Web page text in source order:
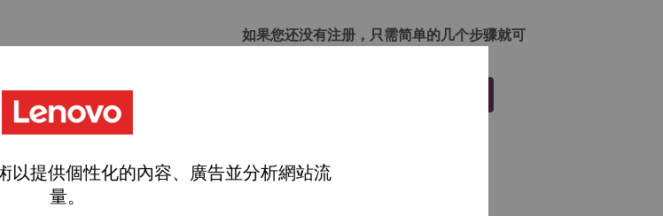
以提供個性化的內容、廣告並分析網站流
量。
如果您还没有注册，只需简单的几个步骤就可